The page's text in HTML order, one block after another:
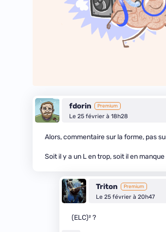
fdorin Premium
Le 25 février à 18h28
Alors, commentaire sur la forme, pas
Soit il y a un L en trop, soit il en
Triton Premium
Le 25 février à 20h47
(ELC)² ?